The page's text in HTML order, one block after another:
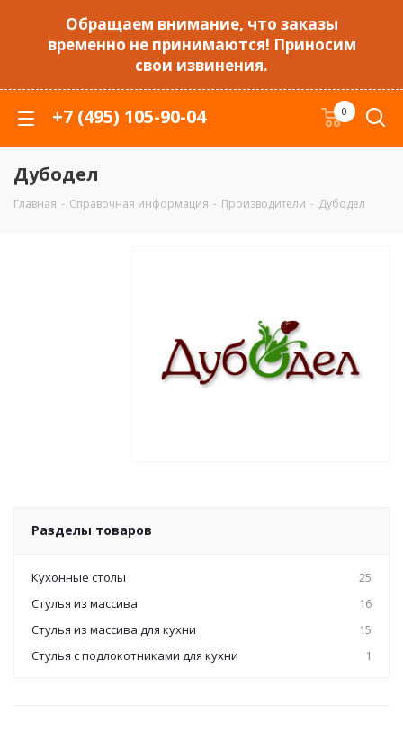
Обращаем внимание, что заказы
временно не принимаются! Приносим
свои извинения.
+7 (495) 105-90-04 0
Дубодел
Главная - Справочная информация - Производители - Дубодел
Разделы товаров
Кухонные столы
25
Стулья из массива
16
Стулья из массива для кухни
15
Стулья с подлокотниками для кухни
1